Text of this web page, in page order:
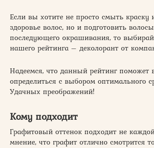
Если вы хотите не просто смыть краску
здоровье волос, но и подготовить
последующего окрашивания, то
нашего рейтинга – деколорант от
Надеемся, что данный рейтинг поможет
определиться с выбором оптимального
Удачных преображений!
Кому подходит
Графитовый оттенок подходит не
мнение, что графит отлично смотрится